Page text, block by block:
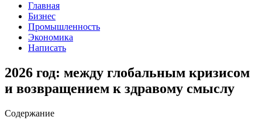
Главная
Бизнес
Промышленность
Экономика
Написать
2026 год: между глобальным кризисом
и возвращением к здравому смыслу
Содержание